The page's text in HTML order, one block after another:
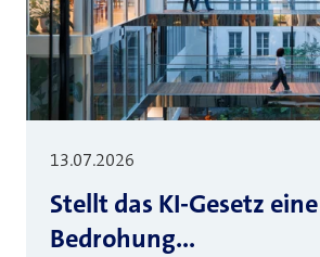
13.07.2026
Stellt das KI-Gesetz eine
Bedrohung...